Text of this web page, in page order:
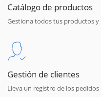
Catálogo de productos
Gestiona todos tus productos y
Gestión de clientes
Lleva un registro de los